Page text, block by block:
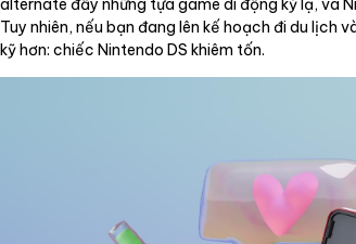
alternate đầy những tựa game di động kỳ lạ, và
Tuy nhiên, nếu bạn đang lên kế hoạch đi du lịch
kỹ hơn: chiếc Nintendo DS khiêm tốn.